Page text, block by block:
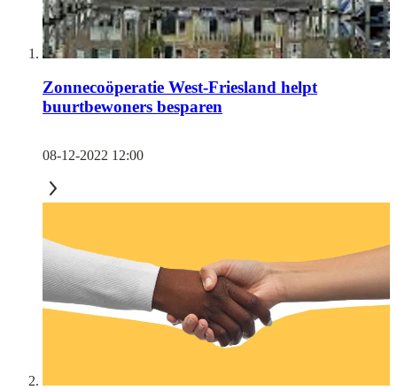
Zonnecoöperatie West-Friesland helpt
buurtbewoners besparen
08-12-2022 12:00